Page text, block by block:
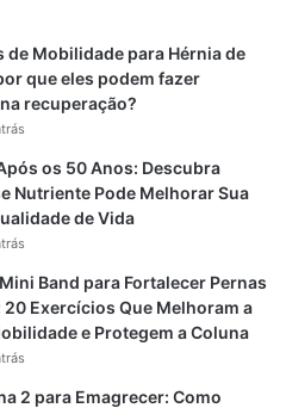
que comprometam a
todos os exercícios, limite a
antes da sessão
e recuperação adequadas
em musculação e
estratégico.
de Mobilidade para Hérnia de
que eles podem fazer
recuperação?
os 50 Anos: Descubra
Nutriente Pode Melhorar Sua
de Vida
Band para Fortalecer Pernas
20 Exercícios Que Melhoram a
e Protegem a Coluna
2 para Emagrecer: Como